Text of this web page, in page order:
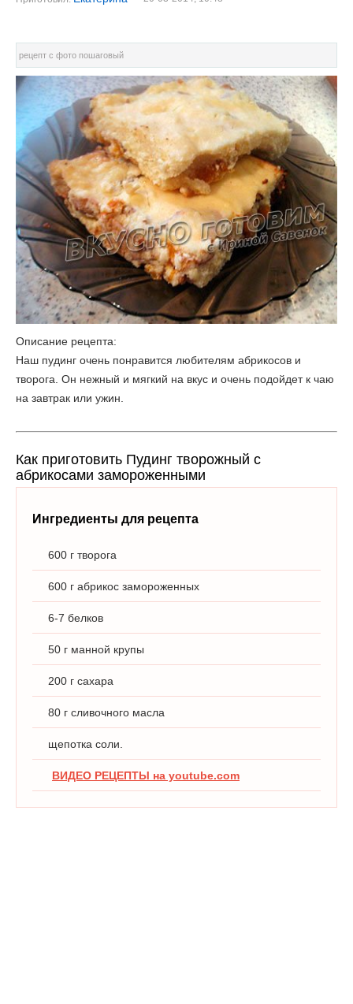
рецепт с фото пошаговый
Описание рецепта:
Наш пудинг очень понравится любителям абрикосов и
творога. Он нежный и мягкий на вкус и очень подойдет к чаю
на завтрак или ужин.
Как приготовить Пудинг творожный с
абрикосами замороженными
Ингредиенты для рецепта
600 г творога
600 г абрикос замороженных
6-7 белков
50 г манной крупы
200 г сахара
80 г сливочного масла
щепотка соли.
ВИДЕО РЕЦЕПТЫ на youtube.com